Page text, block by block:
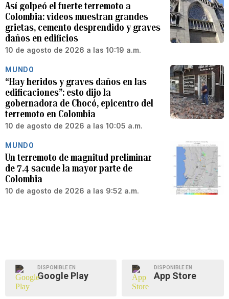
Así golpeó el fuerte terremoto a
Colombia: videos muestran grandes
grietas, cemento desprendido y graves
daños en edificios
10 de agosto de 2026 a las 10:19 a.m.
MUNDO
“Hay heridos y graves daños en las
edificaciones”: esto dijo la
gobernadora de Chocó, epicentro del
terremoto en Colombia
10 de agosto de 2026 a las 10:05 a.m.
MUNDO
Un terremoto de magnitud preliminar
de 7.4 sacude la mayor parte de
Colombia
10 de agosto de 2026 a las 9:52 a.m.
DISPONIBLE EN
Google Play
DISPONIBLE EN
App Store